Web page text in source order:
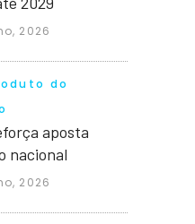
2026
do
aposta
nacional
2026